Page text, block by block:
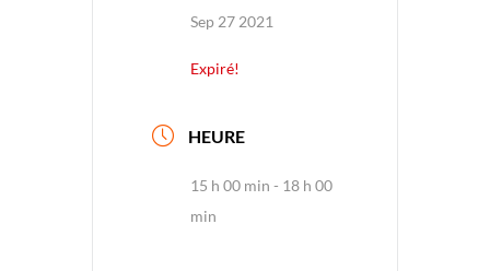
Sep 27 2021
Expiré!
HEURE
15 h 00 min - 18 h 00
min